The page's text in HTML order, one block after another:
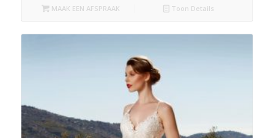
MAAK EEN AFSPRAAK Toon Details